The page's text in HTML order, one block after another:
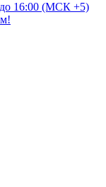
16:00 (МСК +5)